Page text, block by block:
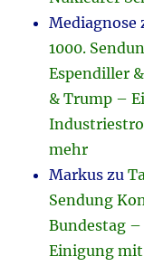
Mediagnose
1000.
Espendiller
& Trump –
mehr
Markus zu
Sendung
Bundestag
Einigung